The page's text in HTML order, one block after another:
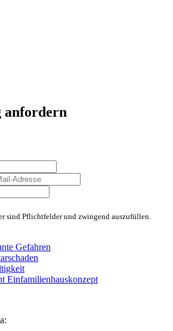
anfordern
sind Pflichtfelder und zwingend auszufüllen.
Gefahren
Einfamilienhauskonzept